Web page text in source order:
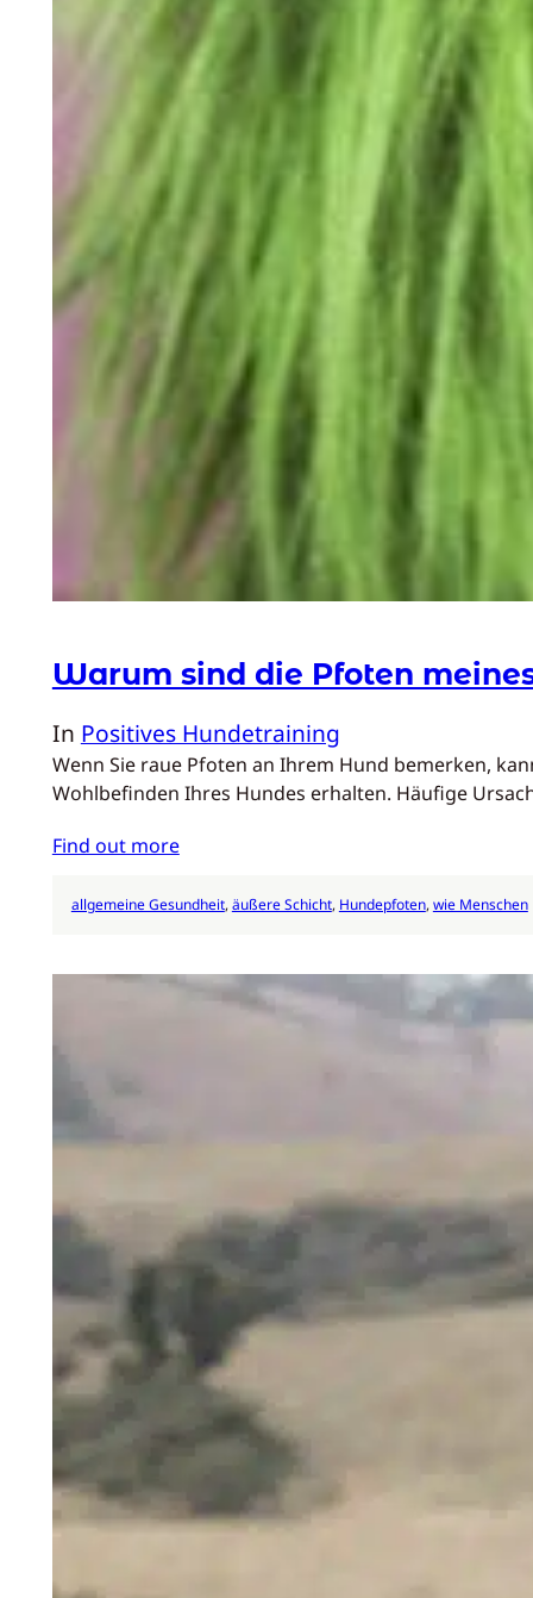
Warum sind die Pfoten
In Positives Hundetraining
Wenn Sie raue Pfoten an Ihrem Hund bemerken,
Wohlbefinden Ihres Hundes erhalten. Häufige
Find out more
allgemeine Gesundheit, äußere Schicht, Hundepfoten, wie Menschen